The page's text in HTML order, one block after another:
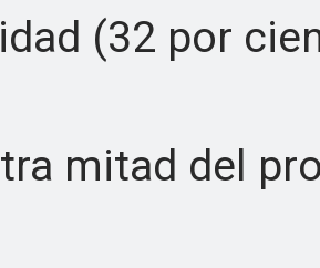
(32 por
mitad del